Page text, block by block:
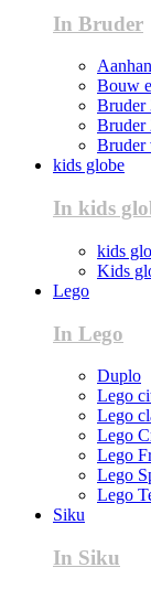
In Bruder
Bouw
Bruder
Bruder
Bruder
kids globe
In kids
kids
Kids
Lego
In Lego
Duplo
Lego
Lego
Lego
Lego
Lego
Lego
Siku
In Siku